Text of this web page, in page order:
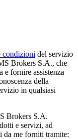
condizioni del servizio
Brokers S.A., che
e fornire assistenza
della
in qualsiasi
Brokers S.A.
e servizi, ad
da me forniti tramite: